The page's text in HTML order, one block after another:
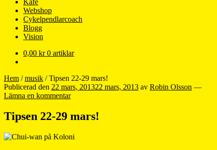
Kafé
Webshop
Cykelpendlarcoach
Blogg
Vision
0,00 kr 0 artiklar
Hem /musik /Tipsen 22-29 mars!
Publicerad den 22 mars, 201322 mars, 2013 av Robin Olsson —
Lämna en kommentar
Tipsen 22-29 mars!